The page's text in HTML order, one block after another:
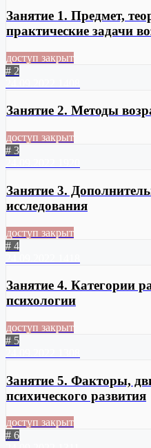
Занятие 1. Предмет,
практические задачи
доступ закрыт
# 2
Занятие 2. Методы
доступ закрыт
# 3
Занятие 3.
исследования
доступ закрыт
# 4
Занятие 4. Категории
психологии
доступ закрыт
# 5
Занятие 5. Факторы,
психического развития
доступ закрыт
# 6